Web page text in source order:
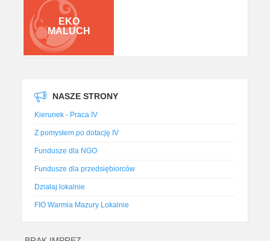
EKO
MALUCH
NASZE STRONY
Kierunek - Praca IV
Z pomysłem po dotację IV
Fundusze dla NGO
Fundusze dla przedsiębiorców
Działaj lokalnie
FIO Warmia Mazury Lokalnie